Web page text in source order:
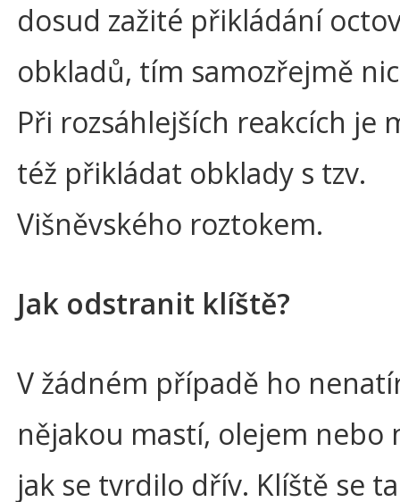
dosud zažité přikládání
obkladů, tím samozřejmě
Při rozsáhlejších reakcích je
též přikládat obklady s tzv.
Višněvského roztokem.
Jak odstranit klíště?
V žádném případě ho
nějakou mastí, olejem nebo
jak se tvrdilo dřív. Klíště se